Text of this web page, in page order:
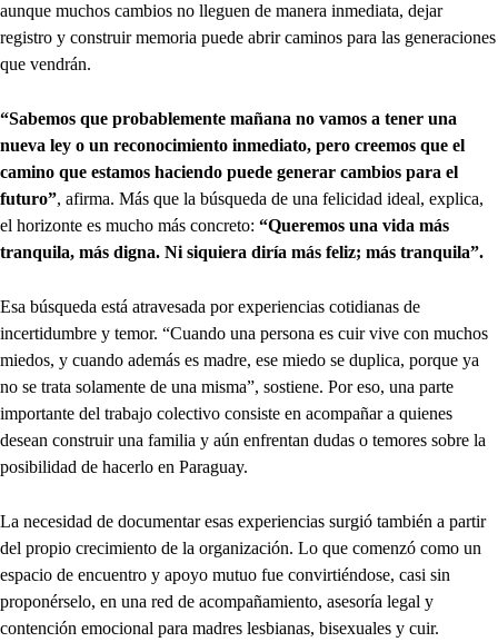
aunque muchos cambios no lleguen de manera inmediata, dejar
registro y construir memoria puede abrir caminos para las generaciones
que vendrán.
“Sabemos que probablemente mañana no vamos a tener una
nueva ley o un reconocimiento inmediato, pero creemos que el
camino que estamos haciendo puede generar cambios para el
futuro”, afirma. Más que la búsqueda de una felicidad ideal, explica,
el horizonte es mucho más concreto: “Queremos una vida más
tranquila, más digna. Ni siquiera diría más feliz; más tranquila”.
Esa búsqueda está atravesada por experiencias cotidianas de
incertidumbre y temor. “Cuando una persona es cuir vive con muchos
miedos, y cuando además es madre, ese miedo se duplica, porque ya
no se trata solamente de una misma”, sostiene. Por eso, una parte
importante del trabajo colectivo consiste en acompañar a quienes
desean construir una familia y aún enfrentan dudas o temores sobre la
posibilidad de hacerlo en Paraguay.
La necesidad de documentar esas experiencias surgió también a partir
del propio crecimiento de la organización. Lo que comenzó como un
espacio de encuentro y apoyo mutuo fue convirtiéndose, casi sin
proponérselo, en una red de acompañamiento, asesoría legal y
contención emocional para madres lesbianas, bisexuales y cuir.